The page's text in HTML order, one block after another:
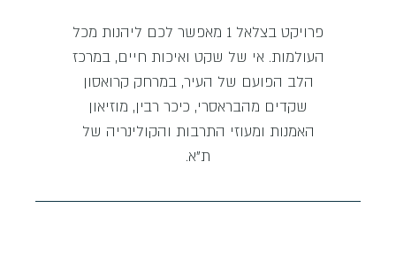
פרויקט בצלאל 1 מאפשר לכם ליהנות מכל
העולמות. אי של שקט ואיכות חיים, במרכז
הלב הפועם של העיר, במרחק קרואסון
שקדים מהבראסרי, כיכר רבין, מוזיאון
האמנות ומעוזי התרבות והקולינריה של
ת"א.